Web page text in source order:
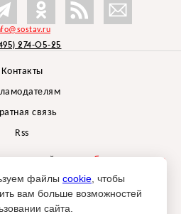
274-05-25
Контакты
связь
Rss
проектбрендингового
Depot
Sostav.ru допустимо только при
источника.
файлы cookie , чтобы
вам больше возможностей
сайта.